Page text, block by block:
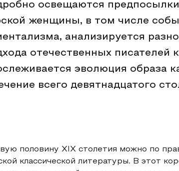
освещаются
женщины, в том числе
анализируется
отечественных писателей
эволюция образа
всего девятнадцатого
половину XIX столетия можно по
классической литературы. В этот